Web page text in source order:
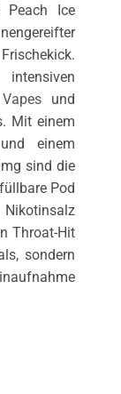
Ice
Vapes und
Mit einem
einem
sind die
Pod
Throat-Hit
sondern